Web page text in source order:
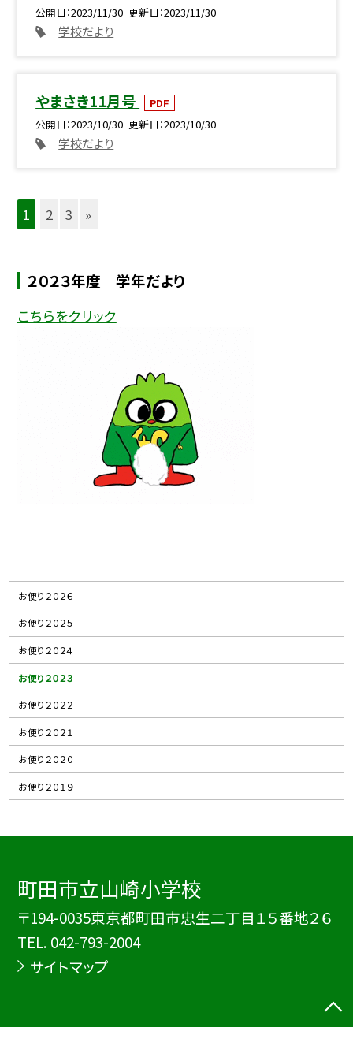
公開日 2023/11/30 更新日 2023/11/30
学校だより
やまさき11月号
PDF
公開日 2023/10/30 更新日 2023/10/30
学校だより
1 2 3 »
２０２３年度 学年だより
こちらをクリック
お便り２０２６
お便り２０２５
お便り２０２４
お便り２０２３
お便り２０２２
お便り２０２１
お便り２０２０
お便り２０１９
町田市立山崎小学校
〒194-0035東京都町田市忠生二丁目１５番地２６
TEL. 042-793-2004
サイトマップ